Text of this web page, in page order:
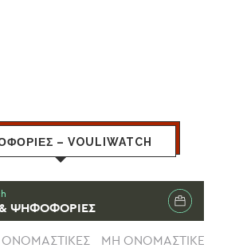
– VOULIWATCH